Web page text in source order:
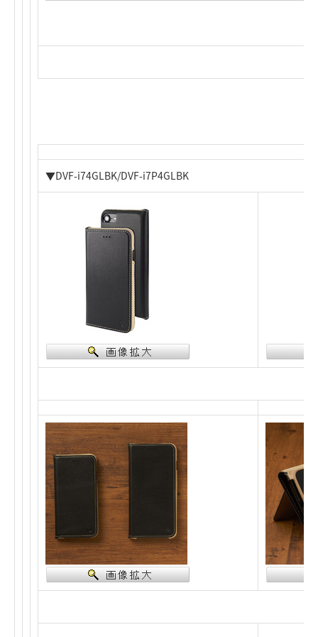
▼DVF-i74GLBK/DVF-i7P4GLBK